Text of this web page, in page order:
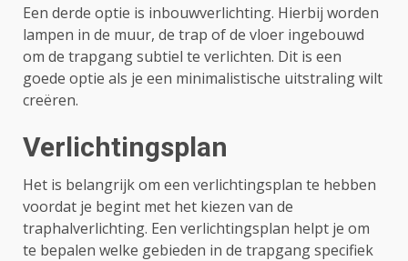
Een derde optie is inbouwverlichting. Hierbij worden
lampen in de muur, de trap of de vloer ingebouwd
om de trapgang subtiel te verlichten. Dit is een
goede optie als je een minimalistische uitstraling wilt
creëren.
Verlichtingsplan
Het is belangrijk om een verlichtingsplan te hebben
voordat je begint met het kiezen van de
traphalverlichting. Een verlichtingsplan helpt je om
te bepalen welke gebieden in de trapgang specifiek